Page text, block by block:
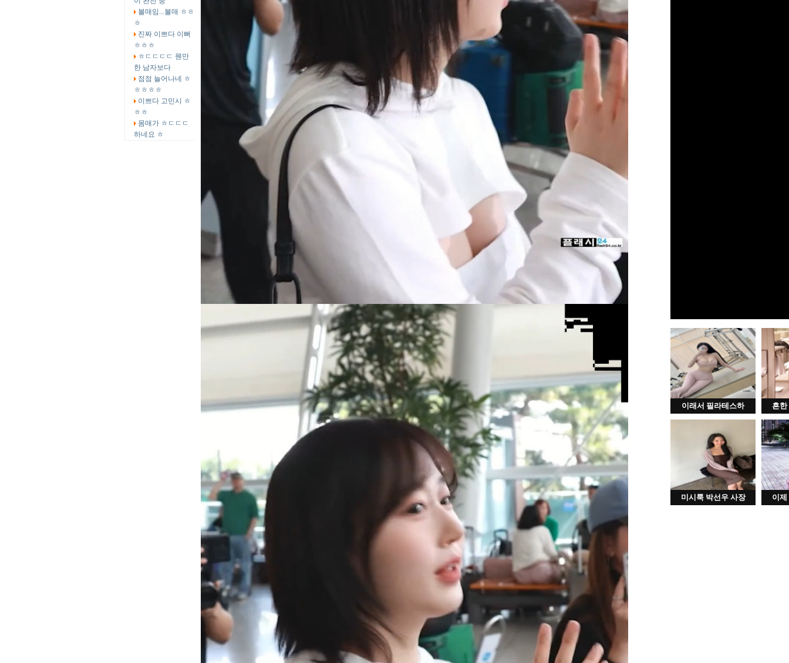
이래서 필라테스하 흔한
미시룩 박선우 사장 이제
볼매임...볼매 ㅎㅎ
ㅎ
진짜 이쁘다 이뻐
ㅎㅎㅎ
ㅎㄷㄷㄷㄷ 웬만
한 남자보다
점점 늘어나네 ㅎ
ㅎㅎㅎㅎ
이쁘다 고민시 ㅎ
ㅎㅎ
몸매가 ㅎㄷㄷㄷ
하네요 ㅎ